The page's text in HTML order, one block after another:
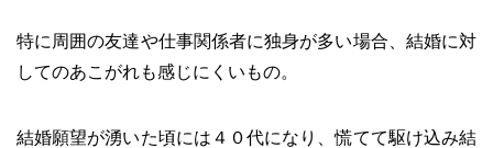
特に周囲の友達や仕事関係者に独身が多い場合、結婚に対
してのあこがれも感じにくいもの。
結婚願望が湧いた頃には４０代になり、慌てて駆け込み結